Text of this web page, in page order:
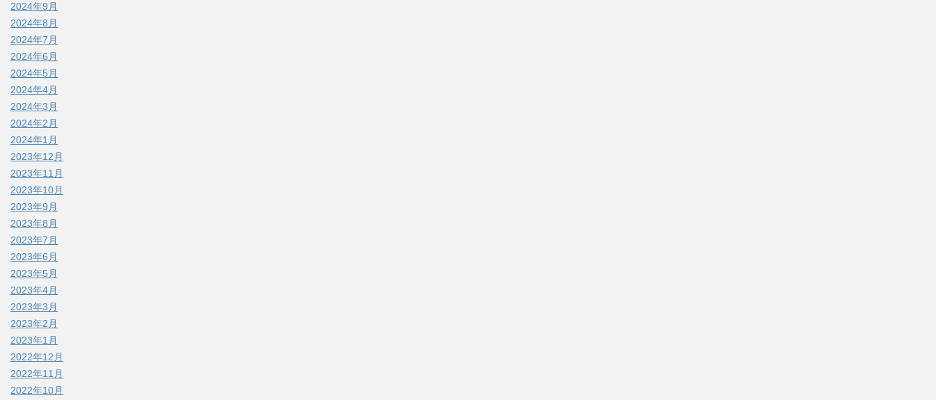
2024年9月
2024年8月
2024年7月
2024年6月
2024年5月
2024年4月
2024年3月
2024年2月
2024年1月
2023年12月
2023年11月
2023年10月
2023年9月
2023年8月
2023年7月
2023年6月
2023年5月
2023年4月
2023年3月
2023年2月
2023年1月
2022年12月
2022年11月
2022年10月